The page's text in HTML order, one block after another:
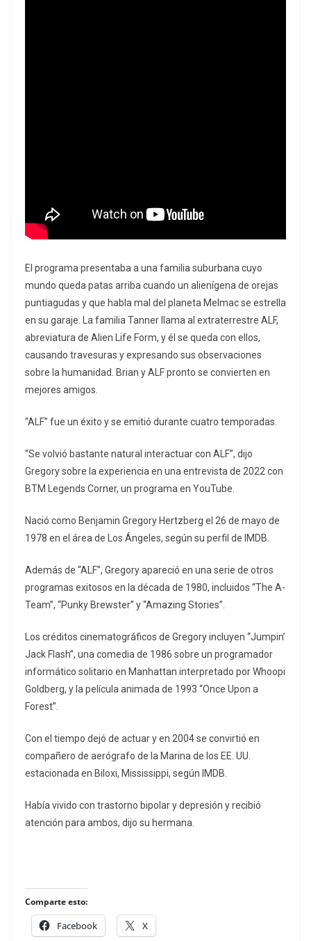
El programa presentaba a una familia suburbana cuyo
mundo queda patas arriba cuando un alienígena de orejas
puntiagudas y que habla mal del planeta Melmac se estrella
en su garaje. La familia Tanner llama al extraterrestre ALF,
abreviatura de Alien Life Form, y él se queda con ellos,
causando travesuras y expresando sus observaciones
sobre la humanidad. Brian y ALF pronto se convierten en
mejores amigos.
“ALF” fue un éxito y se emitió durante cuatro temporadas.
“Se volvió bastante natural interactuar con ALF”, dijo
Gregory sobre la experiencia en una entrevista de 2022 con
BTM Legends Corner, un programa en YouTube.
Nació como Benjamin Gregory Hertzberg el 26 de mayo de
1978 en el área de Los Ángeles, según su perfil de IMDB.
Además de “ALF”, Gregory apareció en una serie de otros
programas exitosos en la década de 1980, incluidos “The A-
Team”, “Punky Brewster” y “Amazing Stories”.
Los créditos cinematográficos de Gregory incluyen “Jumpin’
Jack Flash”, una comedia de 1986 sobre un programador
informático solitario en Manhattan interpretado por Whoopi
Goldberg, y la película animada de 1993 “Once Upon a
Forest”.
Con el tiempo dejó de actuar y en 2004 se convirtió en
compañero de aerógrafo de la Marina de los EE. UU.
estacionada en Biloxi, Mississippi, según IMDB.
Había vivido con trastorno bipolar y depresión y recibió
atención para ambos, dijo su hermana.
Comparte esto:
Facebook X